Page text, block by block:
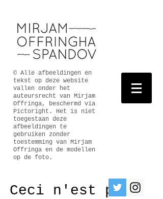
© Alle afbeeldingen en
tekst op deze website
vallen onder het
auteursrecht van Mirjam
Offringa, beschermd via
Pictoright. Het is niet
toegestaan deze
afbeeldingen te
gebruiken zonder
toestemming van Mirjam
Offringa en de modellen
op de foto.
Ceci n'est pas